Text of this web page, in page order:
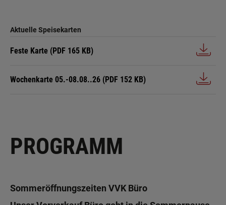
Aktuelle Speisekarten
Feste Karte (PDF 165 KB)
Wochenkarte 05.-08.08..26 (PDF 152 KB)
PROGRAMM
Sommeröffnungszeiten VVK Büro